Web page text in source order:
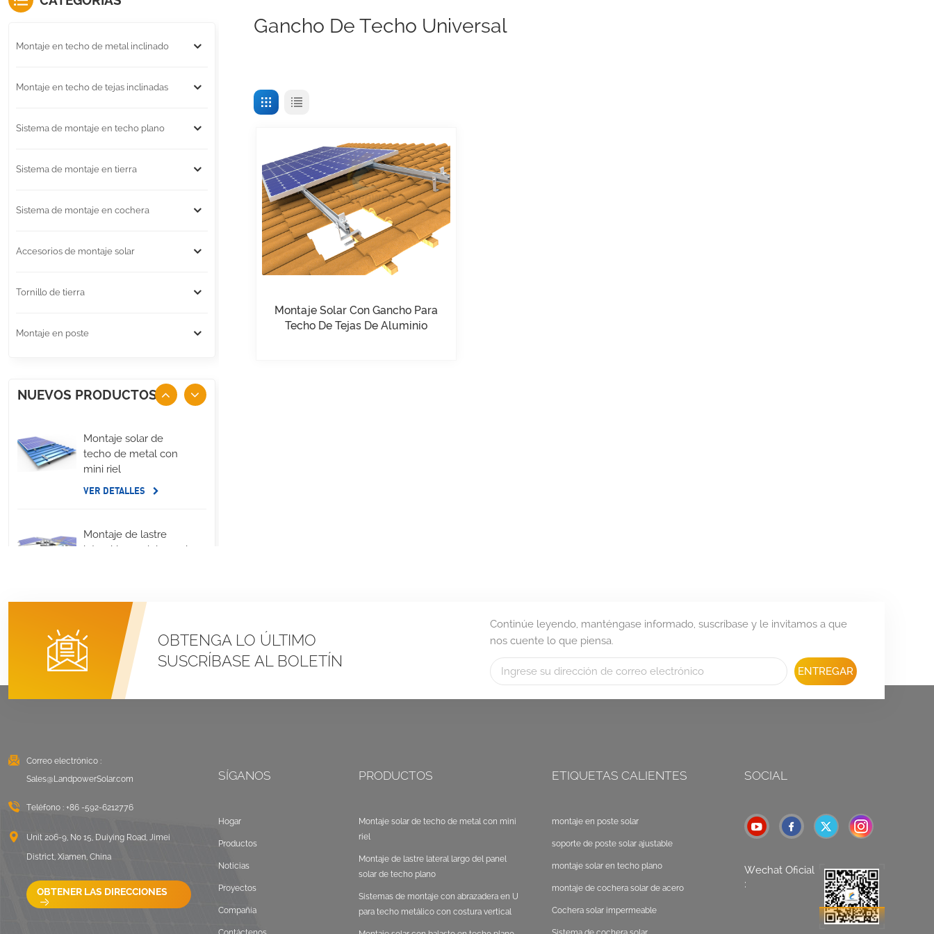
Gancho De Techo Universal
Montaje Solar Con Gancho Para
Techo De Tejas De Aluminio
Montaje en techo de metal inclinado
Montaje en techo de tejas inclinadas
Sistema de montaje en techo plano
Sistema de montaje en tierra
Sistema de montaje en cochera
Accesorios de montaje solar
Tornillo de tierra
Montaje en poste
NUEVOS PRODUCTOS
Montaje solar de
techo de metal con
mini riel
VER DETALLES
Montaje de lastre
lateral largo del panel
Sistemas de montaje
con abrazadera en U
para techo metálico
con costura vertical
VER DETALLES
plano Este Oeste
VER DETALLES
de rieles largos para
techos corrugados
OBTENGA LO ÚLTIMO
SUSCRÍBASE AL BOLETÍN
Continúe leyendo, manténgase informado, suscríbase y le invitamos a que
nos cuente lo que piensa.
ENTREGAR
Correo electrónico :
Sales@LandpowerSolar.com
Teléfono : +86 -592-6212776
Unit 206-9, No 15, Duiying Road, Jimei
District, Xiamen, China
OBTENER LAS DIRECCIONES
SÍGANOS
Hogar
Productos
Noticias
Proyectos
Compañía
PRODUCTOS
Montaje solar de techo de metal con mini
riel
Montaje de lastre lateral largo del panel
solar de techo plano
Sistemas de montaje con abrazadera en U
para techo metálico con costura vertical
ETIQUETAS CALIENTES
montaje en poste solar
soporte de poste solar ajustable
montaje solar en techo plano
montaje de cochera solar de acero
Cochera solar impermeable
SOCIAL
Wechat Oficial
: